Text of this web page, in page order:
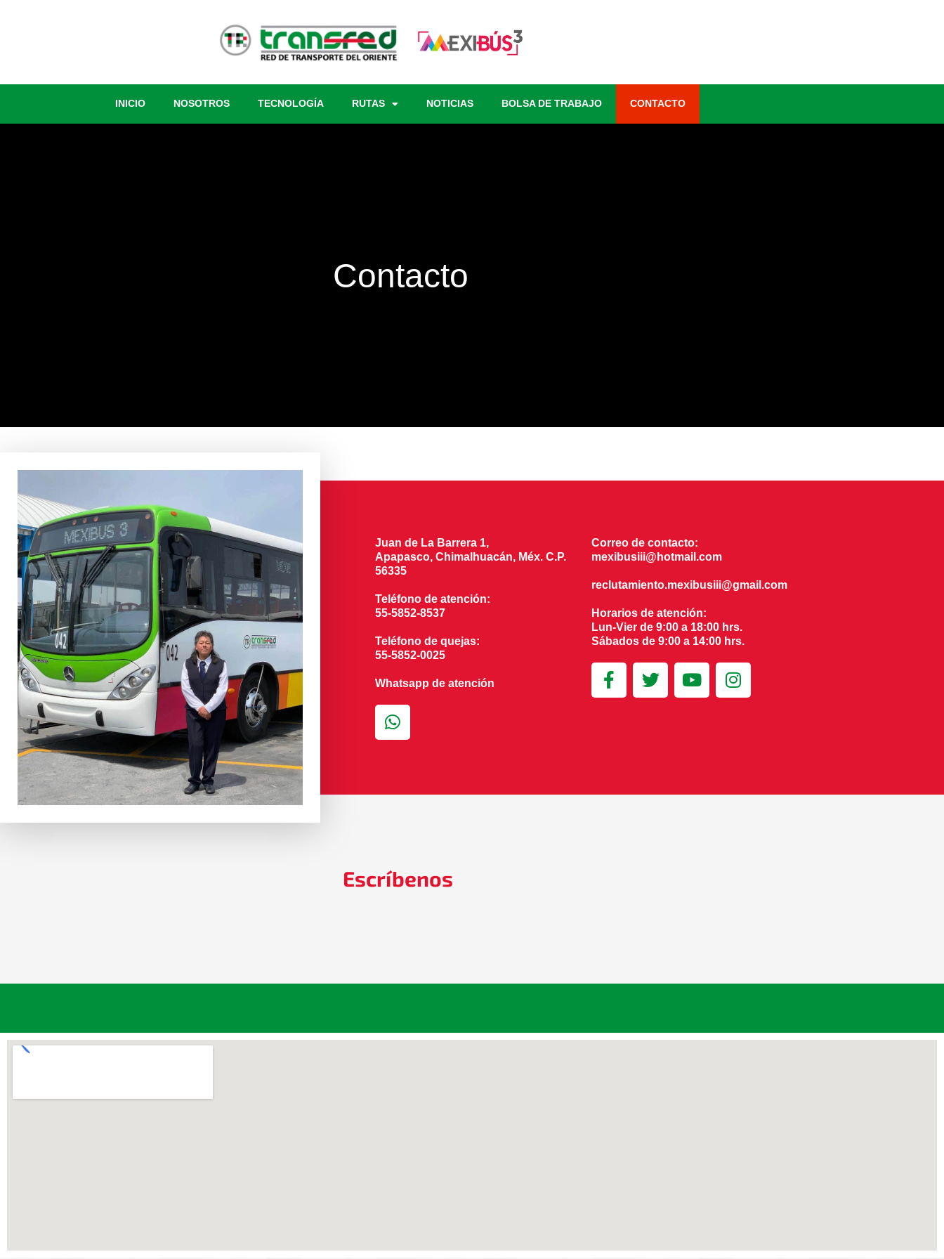
INICIO NOSOTROS TECNOLOGÍA RUTAS NOTICIAS BOLSA DE TRABAJO CONTACTO
Contacto
Juan de La Barrera 1,
Apapasco, Chimalhuacán, Méx. C.P.
56335
Teléfono de atención:
55-5852-8537
Teléfono de quejas:
55-5852-0025
Whatsapp de atención
Correo de contacto:
mexibusiii@hotmail.com
reclutamiento.mexibusiii@gmail.com
Horarios de atención:
Lun-Vier de 9:00 a 18:00 hrs.
Sábados de 9:00 a 14:00 hrs.
Escríbenos